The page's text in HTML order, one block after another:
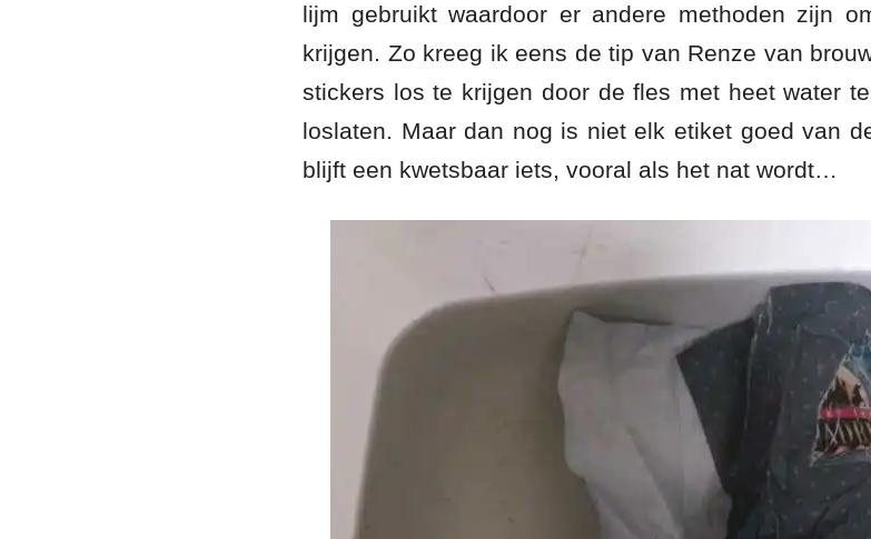
lijm gebruikt waardoor er andere methoden zijn
krijgen. Zo kreeg ik eens de tip van Renze van
stickers los te krijgen door de fles met heet water
loslaten. Maar dan nog is niet elk etiket goed van
blijft een kwetsbaar iets, vooral als het nat wordt…